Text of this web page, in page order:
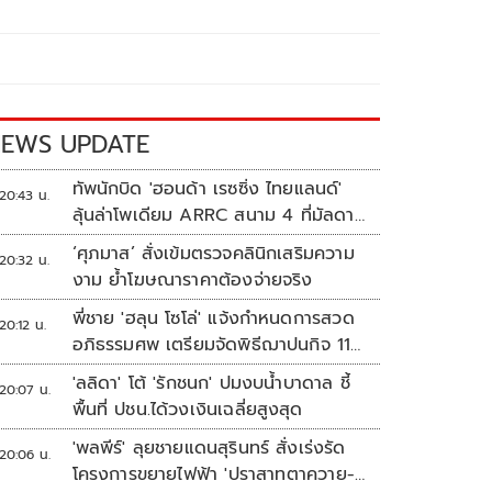
UPDATE
20:43 น.
ทัพนักบิด 'ฮอนด้า เรซซิ่ง ไทยแลนด์'
ลุ้นล่าโพเดียม ARRC สนาม 4 ที่มัลดาลิ
กา
20:32 น.
‘ศุภมาส’ สั่งเข้มตรวจคลินิกเสริมความ
งาม ย้ำโฆษณาราคาต้องจ่ายจริง
20:12 น.
พี่ชาย 'ฮลุน โซโล่' แจ้งกำหนดการสวด
อภิธรรมศพ เตรียมจัดพิธีฌาปนกิจ 11
ส.ค.
20:07 น.
'ลลิดา' โต้ 'รักชนก' ปมงบน้ำบาดาล ชี้
พื้นที่ ปชน.ได้วงเงินเฉลี่ยสูงสุด
20:06 น.
'พลพีร์' ลุยชายแดนสุรินทร์ สั่งเร่งรัด
โครงการขยายไฟฟ้า 'ปราสาทตาควาย-